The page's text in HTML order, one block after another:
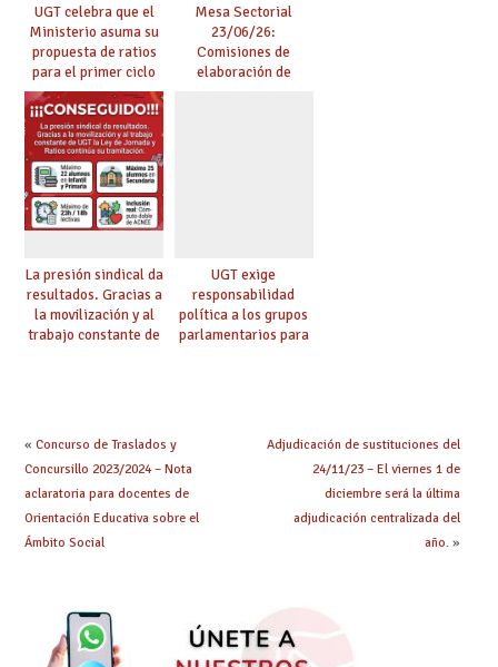
UGT celebra que el
Ministerio asuma su
propuesta de ratios
para el primer ciclo
de Infantil y pide
extender la misma
ambición al resto de
etapas
Mesa Sectorial
23/06/26:
Comisiones de
elaboración de
La presión sindical da
resultados. Gracias a
la movilización y al
trabajo constante de
UGT exige
responsabilidad
política a los grupos
parlamentarios para
« Concurso de Traslados y
Concursillo 2023/2024 – Nota
aclaratoria para docentes de
Orientación Educativa sobre el
Ámbito Social
Adjudicación de sustituciones del
24/11/23 – El viernes 1 de
diciembre será la última
adjudicación centralizada del
año.»